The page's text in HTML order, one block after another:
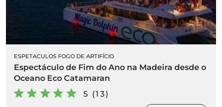
ESPETACULOS FOGO DE ARTIFÍCIO
Espectáculo de Fim do Ano na Madeira desde o
Oceano Eco Catamaran
5 (13)